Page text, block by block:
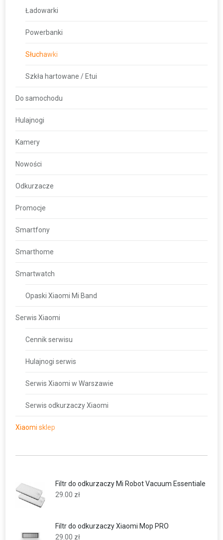
Ładowarki
Powerbanki
Słuchawki
Szkła hartowane / Etui
Do samochodu
Hulajnogi
Kamery
Nowości
Odkurzacze
Promocje
Smartfony
Smarthome
Smartwatch
Opaski Xiaomi Mi Band
Serwis Xiaomi
Cennik serwisu
Hulajnogi serwis
Serwis Xiaomi w Warszawie
Serwis odkurzaczy Xiaomi
Xiaomi sklep
Filtr do odkurzaczy Mi Robot Vacuum Essentiale
29.00 zł
Filtr do odkurzaczy Xiaomi Mop PRO
29.00 zł